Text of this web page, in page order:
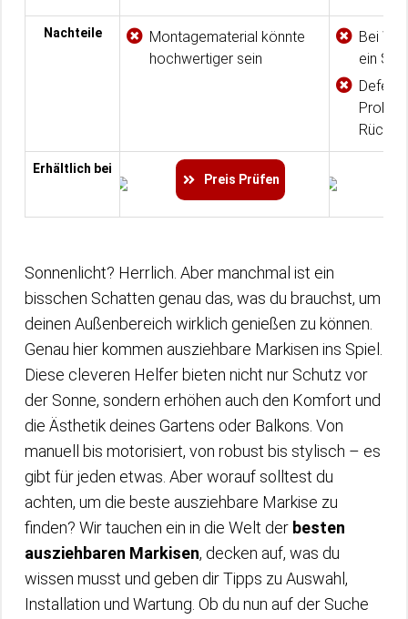
Nachteile
Montagematerial könnte
hochwertiger sein
Bei
ein
Erhältlich bei
Preis Prüfen
Sonnenlicht? Herrlich. Aber manchmal ist ein
bisschen Schatten genau das, was du brauchst, um
deinen Außenbereich wirklich genießen zu können.
Genau hier kommen ausziehbare Markisen ins Spiel.
Diese cleveren Helfer bieten nicht nur Schutz vor
der Sonne, sondern erhöhen auch den Komfort und
die Ästhetik deines Gartens oder Balkons. Von
manuell bis motorisiert, von robust bis stylisch – es
gibt für jeden etwas. Aber worauf solltest du
achten, um die beste ausziehbare Markise zu
finden? Wir tauchen ein in die Welt der besten
ausziehbaren Markisen, decken auf, was du
wissen musst und geben dir Tipps zu Auswahl,
Installation und Wartung. Ob du nun auf der Suche